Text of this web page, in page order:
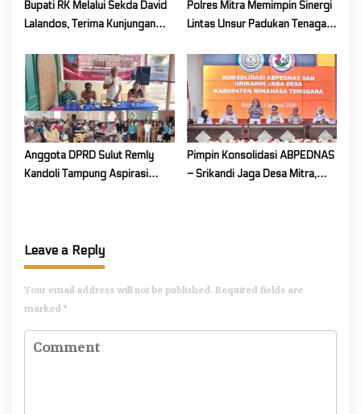
Bupati RK Melalui Sekda David
Lalandos, Terima Kunjungan
Mekanisme Pinjaman Daerah
Polres Mitra Memimpin Sinergi
Lintas Unsur Padukan Tenaga
Gunung Soputan
Anggota DPRD Sulut Remly
Kandoli Tampung Aspirasi
Pimpin Konsolidasi ABPEDNAS
– Srikandi Jaga Desa Mitra,
Leave a Reply
Your email address will not be published. Required fields are
marked *